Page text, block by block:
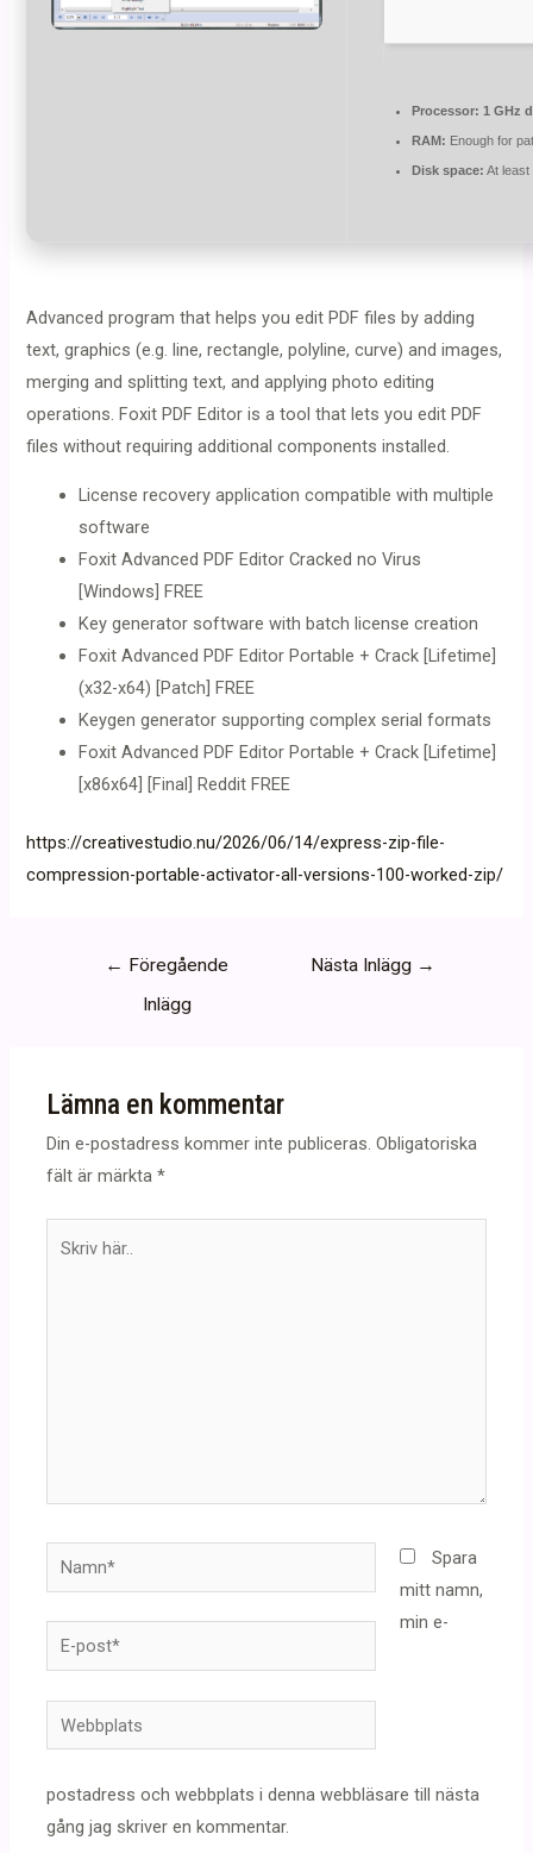
Processor: 1 GHz
RAM: Enough for
Disk space: At least
Advanced program that helps you edit PDF files by adding
text, graphics (e.g. line, rectangle, polyline, curve) and images,
merging and splitting text, and applying photo editing
operations. Foxit PDF Editor is a tool that lets you edit PDF
files without requiring additional components installed.
License recovery application compatible with multiple
software
Foxit Advanced PDF Editor Cracked no Virus
[Windows] FREE
Key generator software with batch license creation
Foxit Advanced PDF Editor Portable + Crack [Lifetime]
(x32-x64) [Patch] FREE
Keygen generator supporting complex serial formats
Foxit Advanced PDF Editor Portable + Crack [Lifetime]
[x86x64] [Final] Reddit FREE
https://creativestudio.nu/2026/06/14/express-zip-file-
compression-portable-activator-all-versions-100-worked-zip/
Inläggsnavigering
← Föregående
Inlägg
Nästa Inlägg →
Lämna en kommentar
Din e-postadress kommer inte publiceras. Obligatoriska
fält är märkta*
Namn*
E-
post*
Webbplats
Spara
mitt namn,
min e-
postadress och webbplats i denna webbläsare till nästa
gång jag skriver en kommentar.